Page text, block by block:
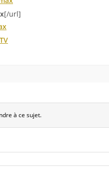
[/url]
à ce sujet.